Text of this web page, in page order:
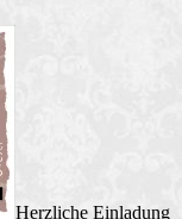
Herzliche Einladung